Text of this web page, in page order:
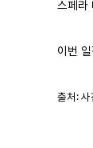
스페라
이번
출처: